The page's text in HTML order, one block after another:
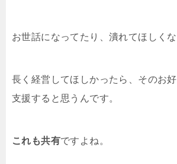
お世話になってたり、潰れてほしくな
長く経営してほしかったら、そのお
支援すると思うんです。
これも共有ですよね。